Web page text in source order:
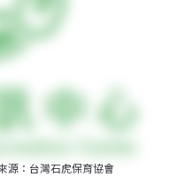
源：台灣石虎保育協會